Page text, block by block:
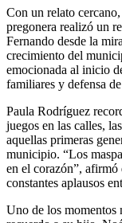
Con un relato
pregonera realizó un
Fernando desde la
crecimiento del
emocionada al inicio
familiares y defensa
Paula Rodríguez
juegos en las calles,
aquellas primeras
municipio. “Los
en el corazón”,
constantes aplausos
Uno de los momentos